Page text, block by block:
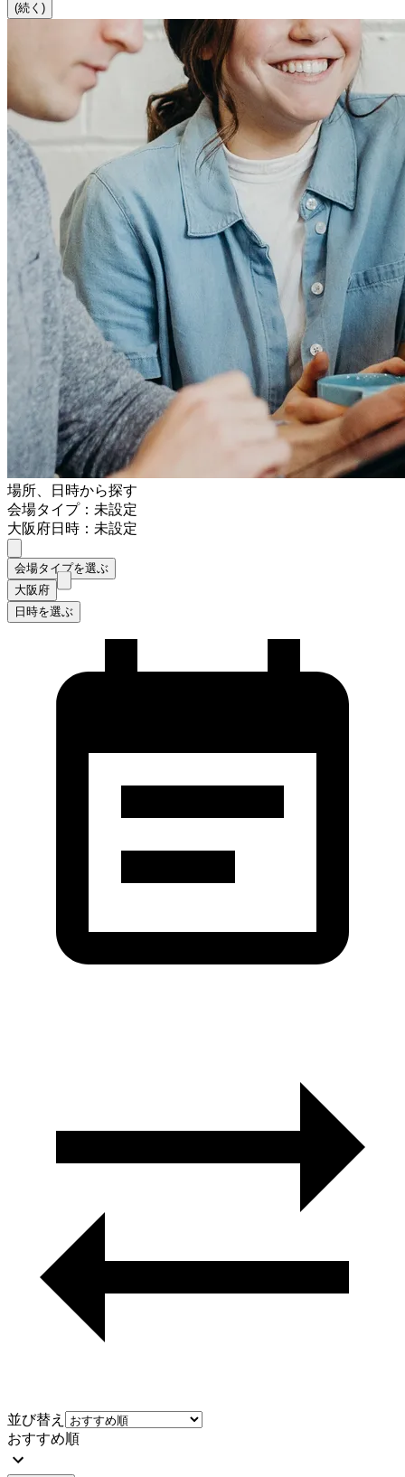
(続く)
場所、日時から探す
会場タイプ：未設定
大阪府日時：未設定
会場タイプを選ぶ
大阪府
日時を選ぶ
並び替え
おすすめ順